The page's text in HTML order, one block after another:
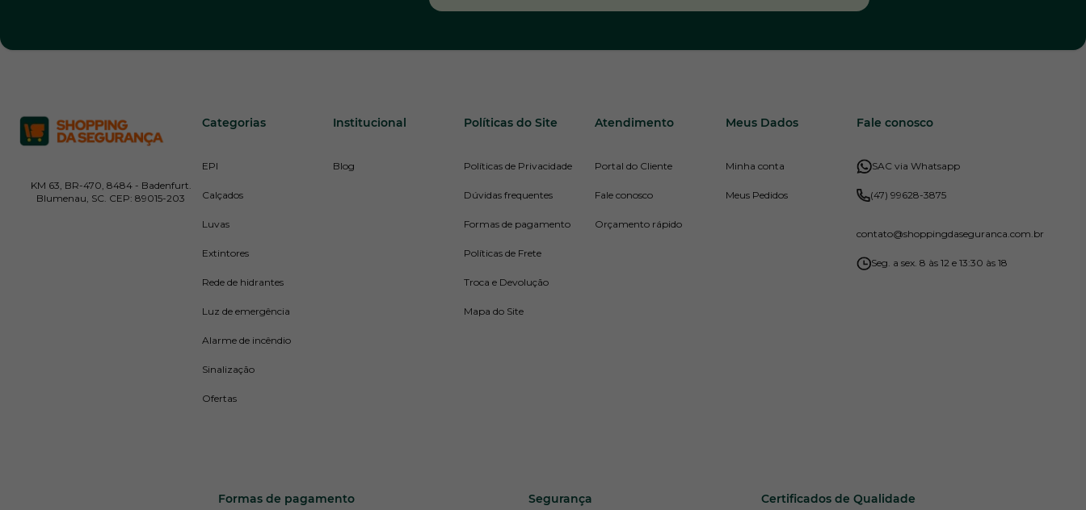
KM 63, BR-470, 8484 - Badenfurt.
Blumenau, SC. CEP: 89015-203
Categorias
EPI
Calçados
Luvas
Extintores
Rede de hidrantes
Luz de emergência
Alarme de incêndio
Sinalização
Ofertas
Institucional
Blog
Políticas do Site
Políticas de Privacidade
Dúvidas frequentes
Formas de pagamento
Políticas de Frete
Troca e Devolução
Mapa do Site
Atendimento
Portal do Cliente
Fale conosco
Orçamento rápido
Meus Dados
Minha conta
Meus Pedidos
Fale conosco
SAC via Whatsapp
(47) 99628-3875
contato@shoppingdaseguranca.com.br
Seg. a sex. 8 às 12 e 13:30 às 18
Formas de pagamento Segurança Certificados de Qualidade